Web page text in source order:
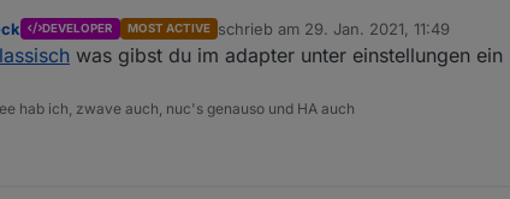
DEVELOPER MOST ACTIVE schrieb am 29. Jan. 2021, 11:49
zuletzt editiert von
was gibst du im adapter unter einstellungen ein
hab ich, zwave auch, nuc's genauso und HA auch